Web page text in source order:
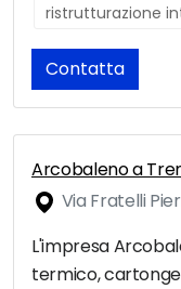
ristrutturazione
Contatta
Arcobaleno a
Via Fratelli
L'impresa
termico,